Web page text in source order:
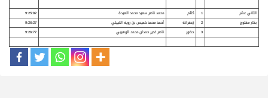
الثاني عشر 1 كلثم محمد ناصر سعيد محمد العيدة
9:25:82
بكار مفتوح
2 زعفرانة أحمد محمد خميس بن رويه الخييلي
9:26:27
3
حضور ناصر غدير حمدان محمد الوهيبي 9:26:77